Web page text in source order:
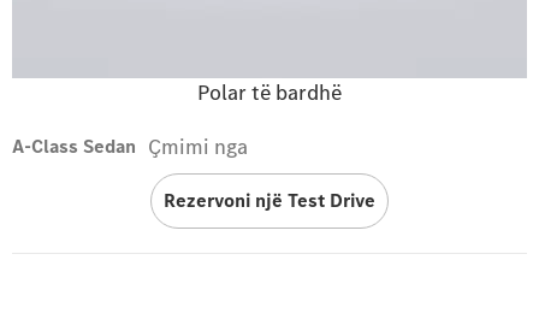
Polar të bardhë
A-Class Sedan Çmimi nga
Rezervoni një Test Drive